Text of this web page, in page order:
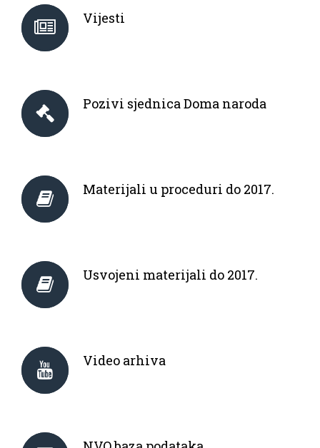
Vijesti
Pozivi sjednica Doma naroda
Materijali u proceduri do 2017.
Usvojeni materijali do 2017.
Video arhiva